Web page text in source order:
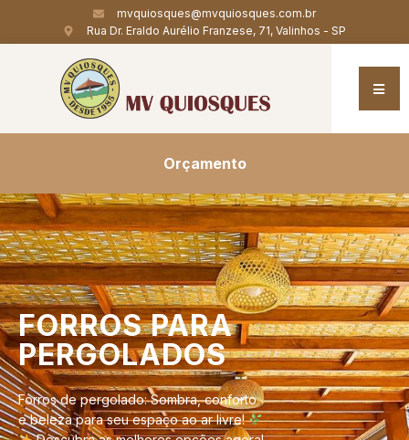
mvquiosques@mvquiosques.com.br
Rua Dr. Eraldo Aurélio Franzese, 71, Valinhos - SP
Orçamento
FORROSPARA
PERGOLADOS
Forros de pergolado: Sombra, conforto
e beleza para seu espaço ao ar livre!